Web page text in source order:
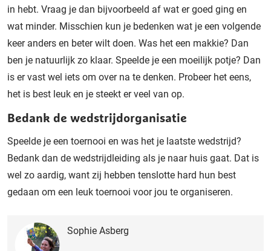
in hebt. Vraag je dan bijvoorbeeld af wat er goed ging en
wat minder. Misschien kun je bedenken wat je een volgende
keer anders en beter wilt doen. Was het een makkie? Dan
ben je natuurlijk zo klaar. Speelde je een moeilijk potje? Dan
is er vast wel iets om over na te denken. Probeer het eens,
het is best leuk en je steekt er veel van op.
Bedank de wedstrijdorganisatie
Speelde je een toernooi en was het je laatste wedstrijd?
Bedank dan de wedstrijdleiding als je naar huis gaat. Dat is
wel zo aardig, want zij hebben tenslotte hard hun best
gedaan om een leuk toernooi voor jou te organiseren.
Sophie Asberg